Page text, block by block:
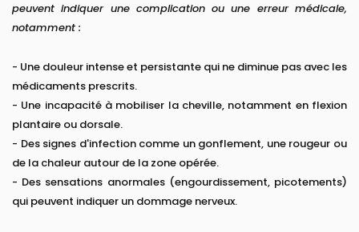
peuvent indiquer une complication ou une erreur médicale,
notamment :
- Une douleur intense et persistante qui ne diminue pas avec les
médicaments prescrits.
- Une incapacité à mobiliser la cheville, notamment en flexion
plantaire ou dorsale.
- Des signes d'infection comme un gonflement, une rougeur ou
de la chaleur autour de la zone opérée.
- Des sensations anormales (engourdissement, picotements)
qui peuvent indiquer un dommage nerveux.